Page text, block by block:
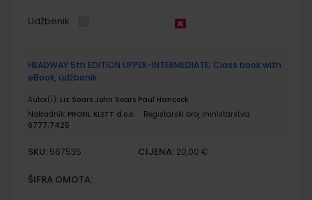
Udžbenik
HEADWAY 5th EDITION UPPER-INTERMEDIATE; Class book with
eBook, udžbenik
Autor(i): Liz Soars John Soars Paul Hancock
Nakladnik: PROFIL KLETT d.o.o.
Registarski broj ministarstva:
6777;7425
SKU: 567535 CIJENA: 20,00 €
ŠIFRA OMOTA: